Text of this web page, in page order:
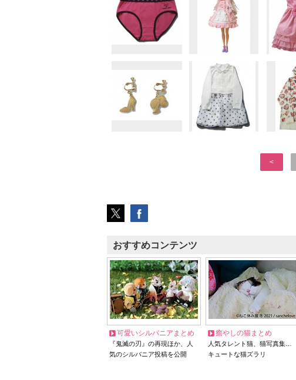
<
おすすめコンテンツ
可愛いシルバニアまとめ
『鬼滅の刃』の再現ほか、人
気のシルバニア投稿を公開
癒やしの猫まとめ
人気タレント猫、猫写真集…
キュートな猫ズラリ